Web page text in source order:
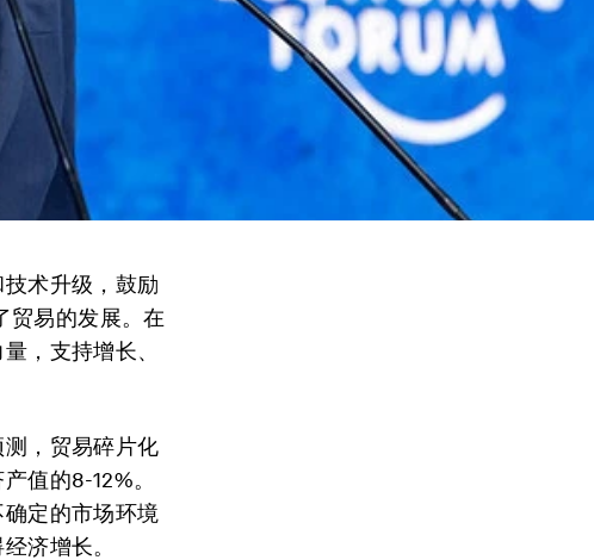
术升级，鼓励
贸易的发展。在
，支持增长、
，贸易碎片化
值的8-12%。
定的市场环境
济增长。